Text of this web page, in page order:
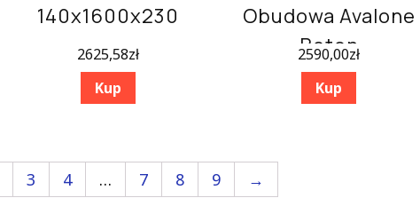
140x1600x230
2625,58zł
Kup
Obudowa Avalone
Beton
2590,00zł
Kup
3 4 … 7 8 9 →